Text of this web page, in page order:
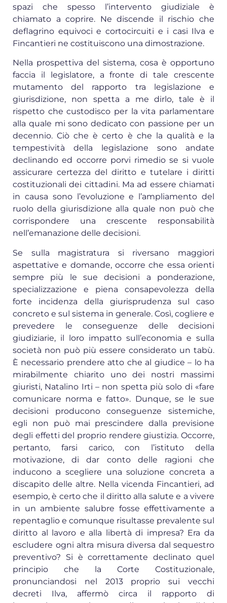
spazi che spesso l’intervento giudiziale è
chiamato a coprire. Ne discende il rischio che
deflagrino equivoci e cortocircuiti e i casi Ilva e
Fincantieri ne costituiscono una dimostrazione.
Nella prospettiva del sistema, cosa è opportuno
faccia il legislatore, a fronte di tale crescente
mutamento del rapporto tra legislazione e
giurisdizione, non spetta a me dirlo, tale è il
rispetto che custodisco per la vita parlamentare
alla quale mi sono dedicato con passione per un
decennio. Ciò che è certo è che la qualità e la
tempestività della legislazione sono andate
declinando ed occorre porvi rimedio se si vuole
assicurare certezza del diritto e tutelare i diritti
costituzionali dei cittadini. Ma ad essere chiamati
in causa sono l’evoluzione e l’ampliamento del
ruolo della giurisdizione alla quale non può che
corrispondere una crescente responsabilità
nell’emanazione delle decisioni.
Se sulla magistratura si riversano maggiori
aspettative e domande, occorre che essa orienti
sempre più le sue decisioni a ponderazione,
specializzazione e piena consapevolezza della
forte incidenza della giurisprudenza sul caso
concreto e sul sistema in generale. Così, cogliere e
prevedere le conseguenze delle decisioni
giudiziarie, il loro impatto sull’economia e sulla
società non può più essere considerato un tabù.
È necessario prendere atto che al giudice – lo ha
mirabilmente chiarito uno dei nostri massimi
giuristi, Natalino Irti – non spetta più solo di «fare
comunicare norma e fatto». Dunque, se le sue
decisioni producono conseguenze sistemiche,
egli non può mai prescindere dalla previsione
degli effetti del proprio rendere giustizia. Occorre,
pertanto, farsi carico, con l’istituto della
motivazione, di dar conto delle ragioni che
inducono a scegliere una soluzione concreta a
discapito delle altre. Nella vicenda Fincantieri, ad
esempio, è certo che il diritto alla salute e a vivere
in un ambiente salubre fosse effettivamente a
repentaglio e comunque risultasse prevalente sul
diritto al lavoro e alla libertà di impresa? Era da
escludere ogni altra misura diversa dal sequestro
preventivo? Si è correttamente declinato quel
principio che la Corte Costituzionale,
pronunciandosi nel 2013 proprio sui vecchi
decreti Ilva, affermò circa il rapporto di